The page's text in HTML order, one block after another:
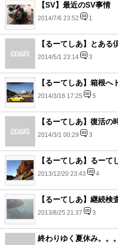
【SV】最近のSV事情
2014/7/6 23:52 1
【るーてしあ】とある
2014/5/1 23:14 3
【るーてしあ】箱根へ
2014/3/16 17:25 5
【るーてしあ】復活の
2014/3/1 00:29 3
【るーてしあ】るー
2013/12/20 23:43 4
【るーてしあ】継続検
2013/8/25 21:37 3
終わりゆく夏休み。